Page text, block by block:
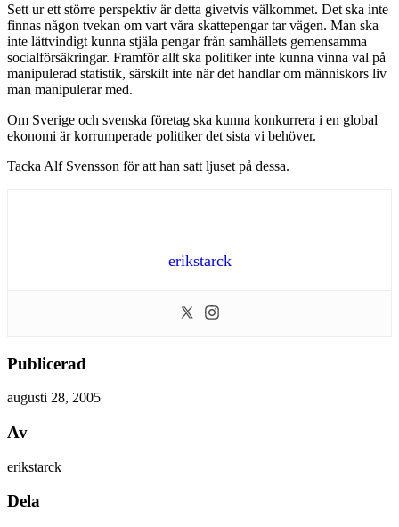
Sett ur ett större perspektiv är detta givetvis välkommet. Det ska inte
finnas någon tvekan om vart våra skattepengar tar vägen. Man ska
inte lättvindigt kunna stjäla pengar från samhällets gemensamma
socialförsäkringar. Framför allt ska politiker inte kunna vinna val på
manipulerad statistik, särskilt inte när det handlar om människors liv
man manipulerar med.
Om Sverige och svenska företag ska kunna konkurrera i en global
ekonomi är korrumperade politiker det sista vi behöver.
Tacka Alf Svensson för att han satt ljuset på dessa.
erikstarck
Publicerad
augusti 28, 2005
Av
erikstarck
Dela